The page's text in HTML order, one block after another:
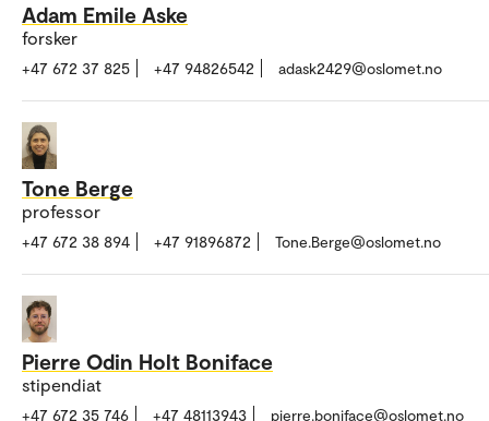
Adam Emile Aske
forsker
+47 672 37 825 +47 94826542 adask2429@oslomet.no
Tone Berge
professor
+47 672 38 894 +47 91896872 Tone.Berge@oslomet.no
Pierre Odin Holt Boniface
stipendiat
+47 672 35 746 +47 48113943 pierre.boniface@oslomet.no